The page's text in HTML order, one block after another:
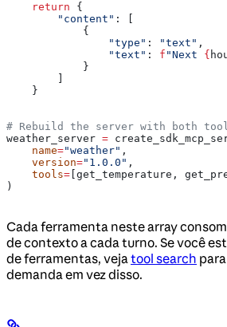
    return
{
        "content"
: [
            {
                "type"
: "text" ,
                "text"
: f "Next {
            }
    }
# Rebuild the server with both
weather_server =
    name
="weather" ,
    version
="1.0.0" ,
    tools
= [get_temperature,
)
Cada ferramenta neste array
de contexto a cada turno. Se você
de ferramentas, vejatool search
demanda em vez disso.